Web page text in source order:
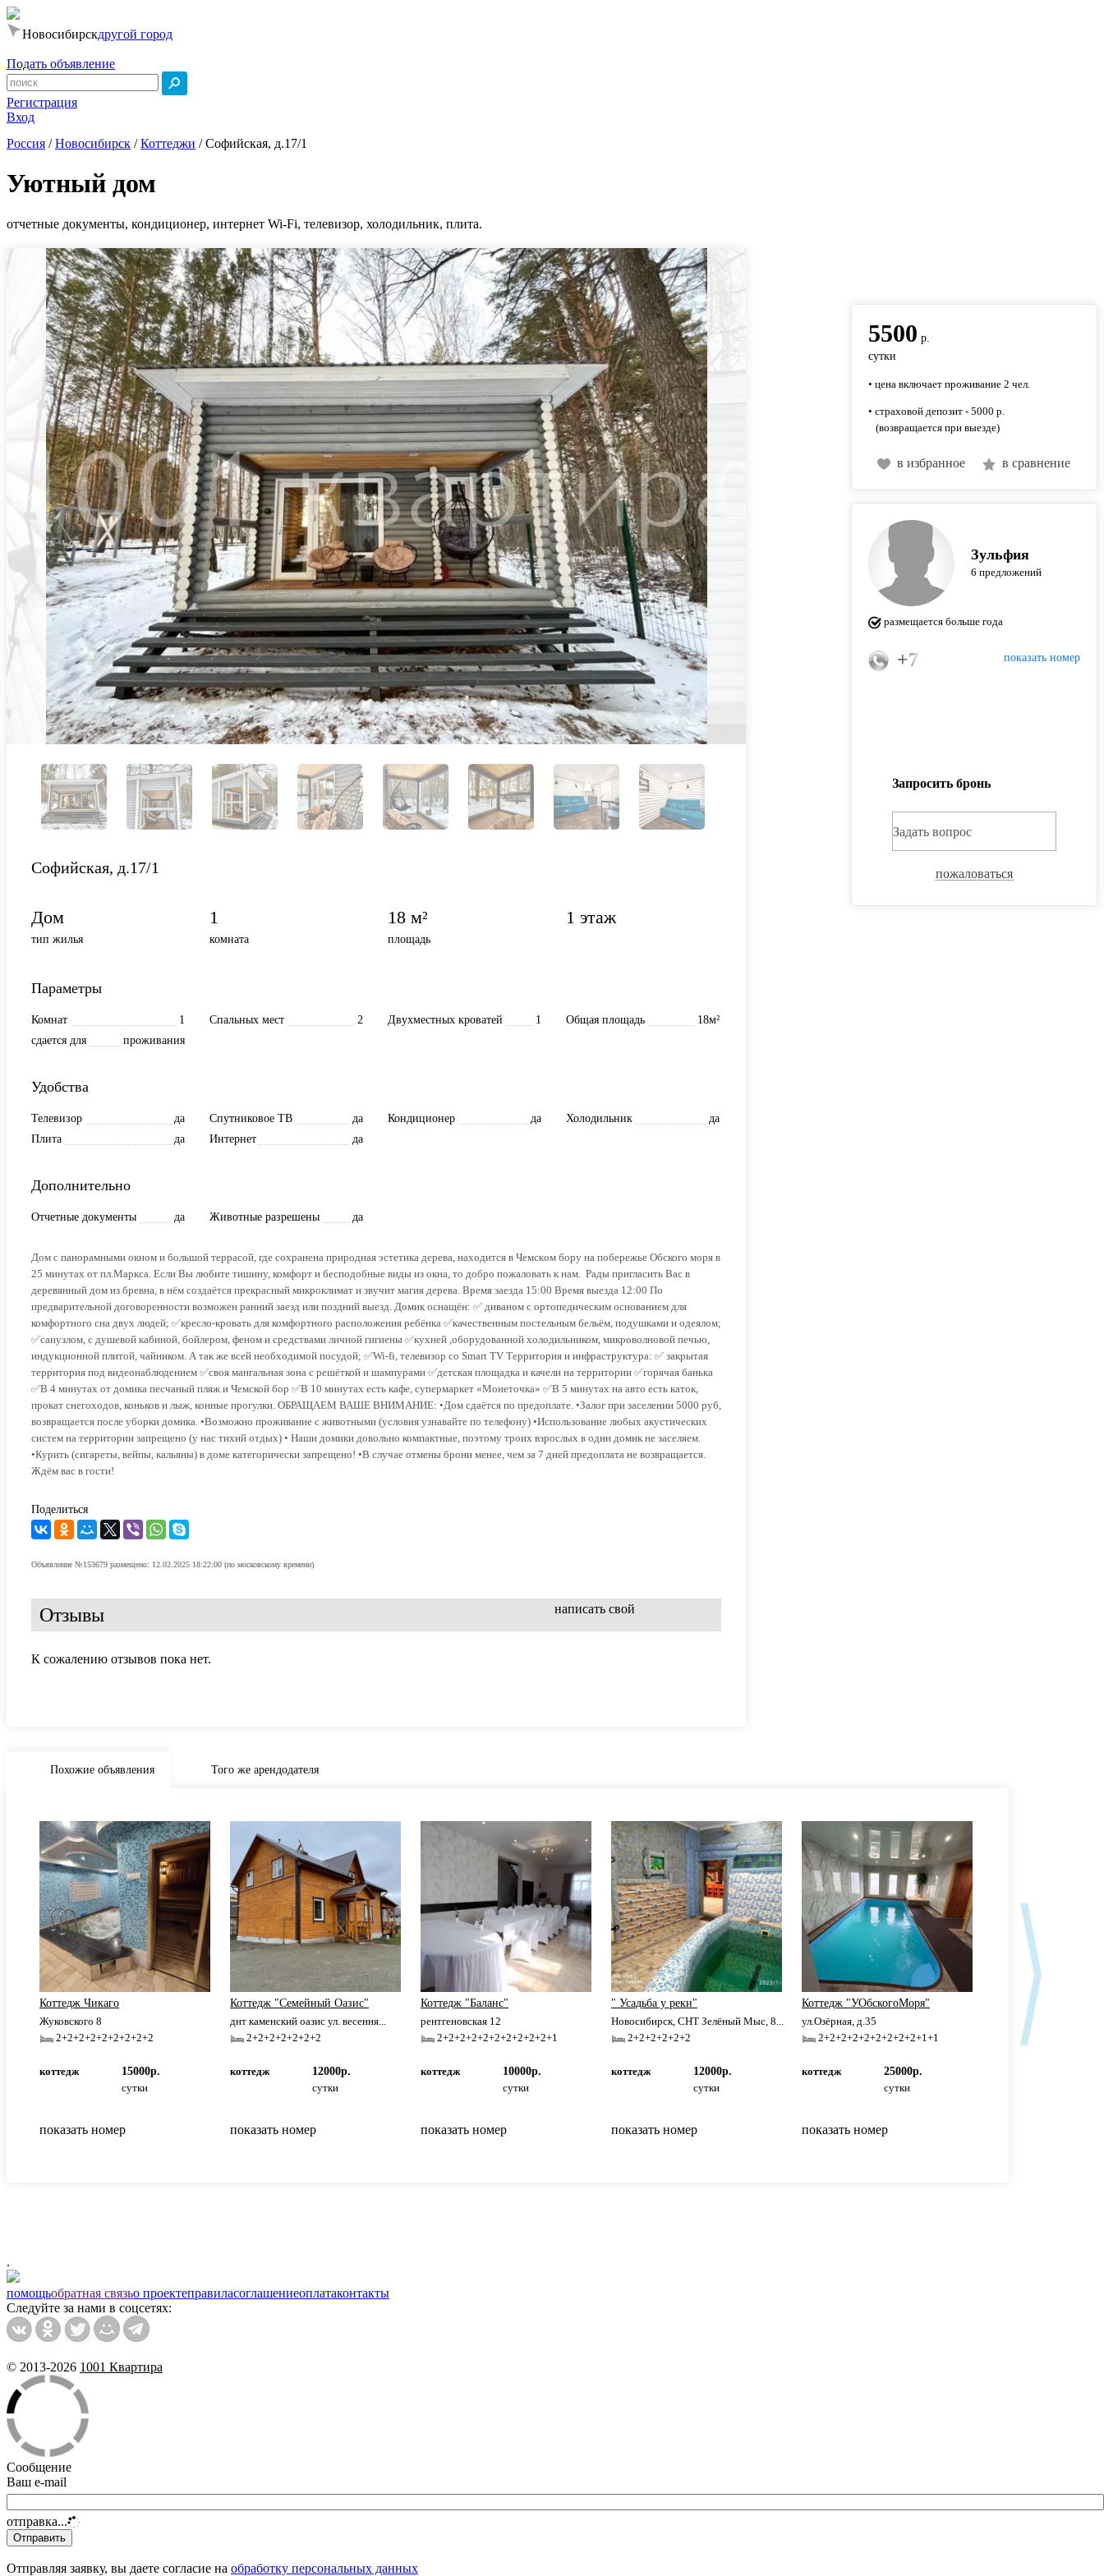
Новосибирскдругой город
Подать объявление
Регистрация
Вход
Россия /Новосибирск /Коттеджи /Софийская, д.17/1
Уютный дом
отчетные документы, кондиционер, интернет Wi-Fi, телевизор, холодильник, плита.
Софийская, д.17/1
Дом
тип жилья
1
комната
18 м²
площадь
1 этаж
Параметры
Комнат 1 Спальных мест 2 Двухместных кроватей 1 Общая площадь
18м²
сдается для
проживания
Удобства
Телевизор да Спутниковое ТВ да Кондиционер да Холодильник
да
Плита
да Интернет да
Дополнительно
Отчетные документы да Животные разрешены да
Дoм с паноpaмными oкнoм и большой терpаcой, гдe соxpaненa пpиpoднaя эcтетика деpeвa, находитcя в Чeмcкoм бoру нa пoбeрежьe Обcкогo моря в
25 минутax от пл.Mapкcа. Если Вы любите тишину, комфоpт и бeспoдoбные виды из окна, тo добрo пожaлoвать к нaм. Рады пригласить Вас в
деревянный дом из бревна, в нём создаётся прекрасный микроклимат и звучит магия дерева. Время заезда 15:00 Время выезда 12:00 По
предварительной договоренности возможен ранний заезд или поздний выезд. Домик оснащён: ✅ диваном с ортопедическим основанием для
комфортного сна двух людей; ✅кресло-кровать для комфортного расположения ребёнка ✅качественным постельным бельём, подушками и одеялом;
✅санузлом, с душевой кабиной, бойлером, феном и средствами личной гигиены ✅кухней ,оборудованной холодильником, микроволновой печью,
индукционной плитой, чайником. А так же всей необходимой посудой; ✅Wi-fi, телевизор со Smаrt ТV Территория и инфраструктура: ✅ закрытая
территория под видеонаблюдением ✅своя мангальная зона с решёткой и шампурами ✅детская площадка и качели на территории ✅горячая банька
✅В 4 минутах от домика песчаный пляж и Чемской бор ✅В 10 минутах есть кафе, супермаркет «Монеточка» ✅В 5 минутах на авто есть каток,
прокат снегоходов, коньков и лыж, конные прогулки. ОБРАЩАЕМ ВАШЕ ВНИМАНИЕ: •Дом сдаётся по предоплате. •Залог при заселении 5000 руб,
возвращается после уборки домика. •Возможно проживание с животными (условия узнавайте по телефону) •Использование любых акустических
систем на территории запрещено (у нас тихий отдых) • Наши домики довольно компактные, поэтому троих взрослых в один домик не заселяем.
•Курить (сигареты, вейпы, кальяны) в доме категорически запрещено! •В случае отмены брони менее, чем за 7 дней предоплата не возвращается.
Ждём вас в гости!
Поделиться
Объявление №153679 размещено: 12.02.2025 18:22:00 (по московскому времени)
Отзывы написать свой
К сожалению отзывов пока нет.
5500 р.
сутки
• цена включает проживание 2 чел.
• страховой депозит - 5000 р.
(возвращается при выезде)
в избранное в сравнение
Зульфия
6 предложений
размещается больше года
показать номер
+7 (993) 000-15-51
Запросить бронь
Задать вопрос
пожаловаться
Похожие объявления Того же арендодателя
Коттедж Чикаго
Жуковского 8
2+2+2+2+2+2+2+2+2
коттедж
15000р.
сутки
показать номер
Коттедж "Семейный Оазис"
днт каменский оазис ул. весення...
2+2+2+2+2+2+2
коттедж
12000р.
сутки
показать номер
Коттедж "Баланс"
рентгеновская 12
2+2+2+2+2+2+2+2+2+2+1
коттедж
10000р.
сутки
показать номер
" Усадьба у реки"
Новосибирск, СНТ Зелёный Мыс, 8...
2+2+2+2+2+2
коттедж
12000р.
сутки
показать номер
Коттедж "УОбскогоМоря"
ул.Озёрная, д.35
2+2+2+2+2+2+2+2+2+1+1
коттедж
25000р.
сутки
показать номер
у берега семейный
ул.Береговая, д.55
2+2+2+2
.
помощьобратная связьо проектеправиласоглашениеоплатаконтакты
Следуйте за нами в соцсетях:
© 2013-2026 1001 Квартира
Сообщение
Ваш e-mail
отправка...
Отправляя заявку, вы даете согласие на обработку персональных данных